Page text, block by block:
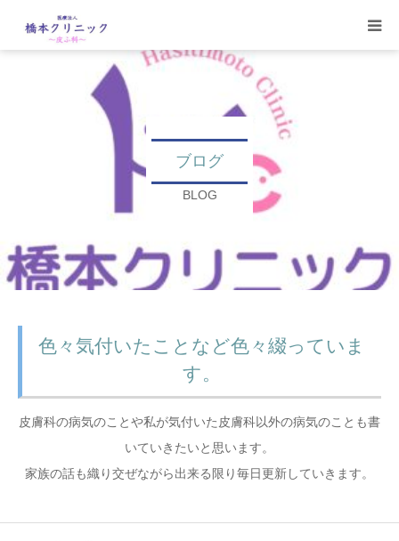
ブログ
BLOG
色々気付いたことなど色々綴っていま
す。
皮膚科の病気のことや私が気付いた皮膚科以外の病気のことも書
いていきたいと思います。
家族の話も織り交ぜながら出来る限り毎日更新していきます。
受診案内
ワクチン一覧